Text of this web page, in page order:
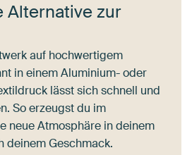
Alternative zur
auf hochwertigem
in einem Aluminium- oder
lässt sich schnell und
So erzeugst du im
neue Atmosphäre in deinem
deinem Geschmack.